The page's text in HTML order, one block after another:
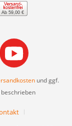
Ab 59,00 €
und ggf.